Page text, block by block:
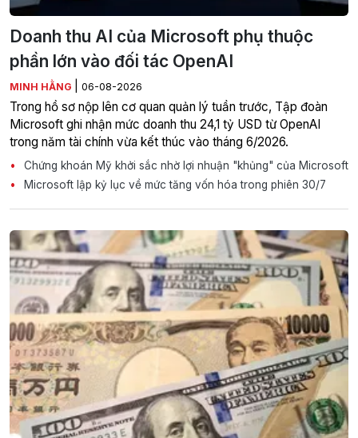
Doanh thu AI của Microsoft phụ thuộc
phần lớn vào đối tác OpenAI
MINH HẰNG 06-08-2026
Trong hồ sơ nộp lên cơ quan quản lý tuần trước, Tập đoàn
Microsoft ghi nhận mức doanh thu 24,1 tỷ USD từ OpenAI
trong năm tài chính vừa kết thúc vào tháng 6/2026.
Chứng khoán Mỹ khởi sắc nhờ lợi nhuận "khủng" của Microsoft
Microsoft lập kỷ lục về mức tăng vốn hóa trong phiên 30/7